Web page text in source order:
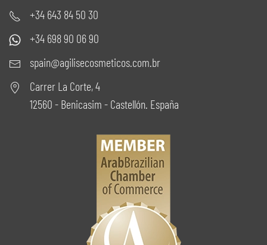
+34 643 84 50 30
+34 698 90 06 90
spain@agilisecosmeticos.com.br
Carrer La Corte, 4
12560 - Benicasim - Castellón. España